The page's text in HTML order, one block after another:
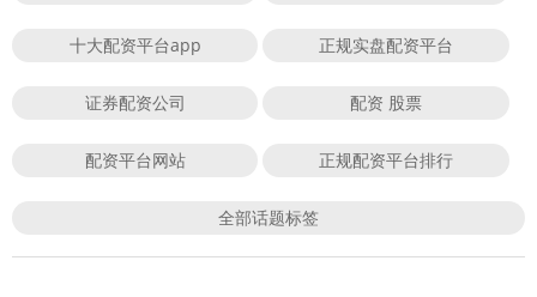
十大配资平台app 正规实盘配资平台
证券配资公司 配资 股票
配资平台网站 正规配资平台排行
全部话题标签